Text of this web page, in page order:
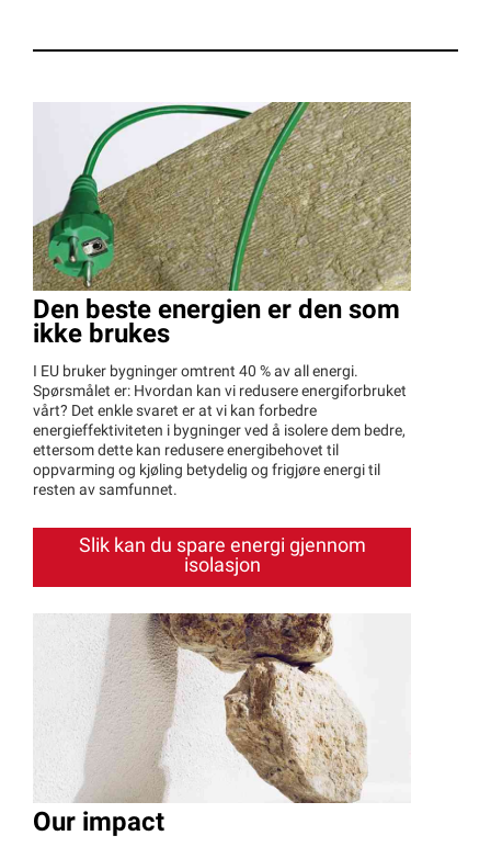
Den beste energien er den som
ikke brukes
I EU bruker bygninger omtrent 40 % av all energi.
Spørsmålet er: Hvordan kan vi redusere energiforbruket
vårt? Det enkle svaret er at vi kan forbedre
energieffektiviteten i bygninger ved å isolere dem bedre,
ettersom dette kan redusere energibehovet til
oppvarming og kjøling betydelig og frigjøre energi til
resten av samfunnet.
Slik kan du spare energi gjennom
isolasjon
Our impact